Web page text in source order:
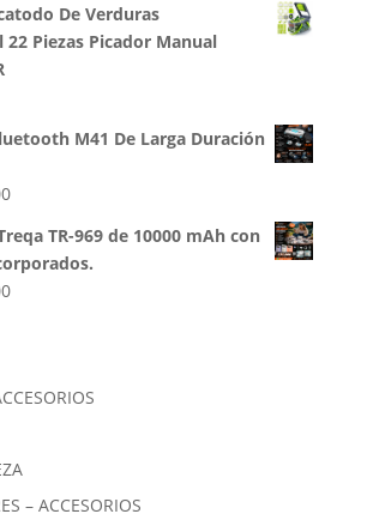
actual
es:
De Verduras
Piezas Picador Manual
M41 De Larga Duración
El
actual
es:
$35,000.
TR-969 de 10000 mAh con
El
$35,000.
– ACCESORIOS